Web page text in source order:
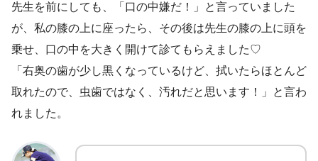
先生を前にしても、「口の中嫌だ！」と言っていました
が、私の膝の上に座ったら、その後は先生の膝の上に頭を
乗せ、口の中を大きく開けて診てもらえました♡
「右奥の歯が少し黒くなっているけど、拭いたらほとんど
取れたので、虫歯ではなく、汚れだと思います！」と言わ
れました。